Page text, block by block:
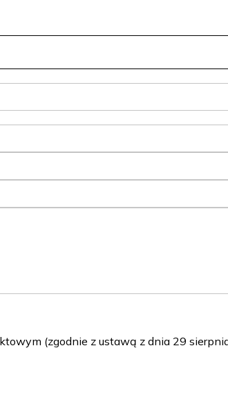
(zgodnie z ustawą z dnia 29